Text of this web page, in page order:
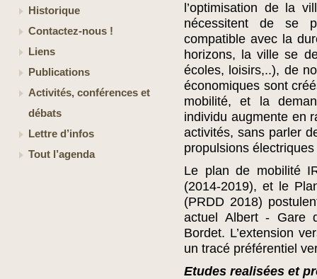
Historique
Contactez-nous !
Liens
Publications
Activités, conférences et
débats
Lettre d’infos
Tout l’agenda
l’optimisation de la
nécessitent de se
compatible avec la
horizons, la ville se
écoles, loisirs,..), de
économiques sont
mobilité, et la
individu augmente en
activités, sans parler
propulsions
Le plan de mobilité
(2014-2019), et le
(PRDD 2018)
actuel Albert - Gare
Bordet. L’extension
un tracé préférentiel
Etudes realisées et